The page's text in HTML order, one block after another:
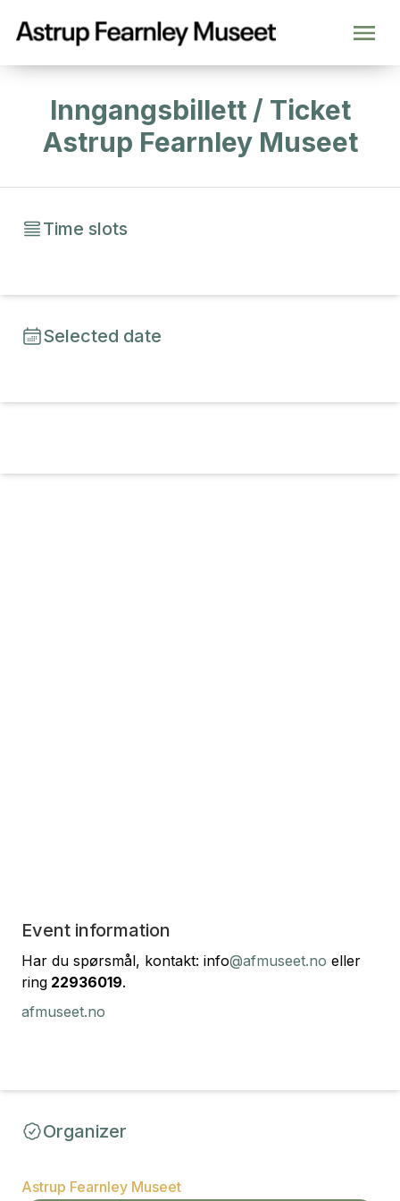
Inngangsbillett / Ticket
Astrup Fearnley Museet
Time slots
Selected date
Event information
Har du spørsmål, kontakt: info@afmuseet.no eller
ring 22936019.
afmuseet.no
Organizer
Astrup Fearnley Museet